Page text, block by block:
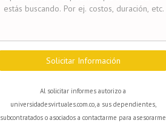
Solicitar Información
Al solicitar informes autorizo a
universidadesvirtuales.com.co, a sus dependientes,
subcontratados o asociados a contactarme para asesorarme